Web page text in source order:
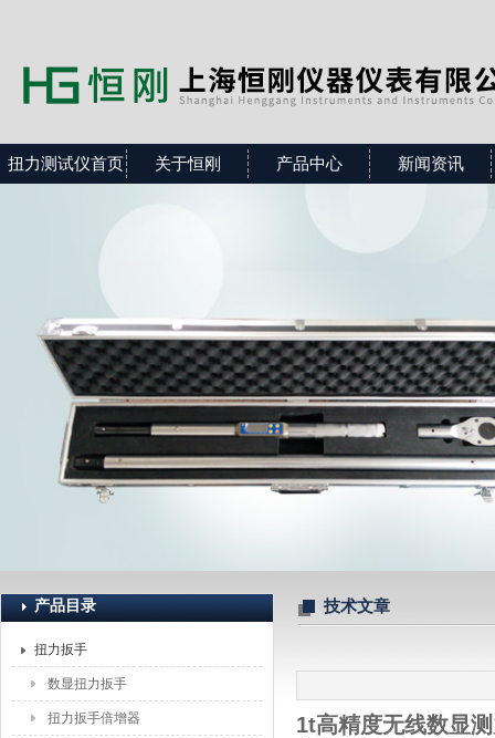
扭力测试仪首页 关于恒刚 产品中心 新闻资讯
产品目录
扭力扳手
数显扭力扳手
扭力扳手倍增器
技术文章
1t高精度无线数显